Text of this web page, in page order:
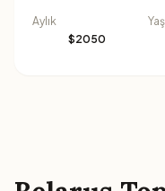
Aylık
$2050